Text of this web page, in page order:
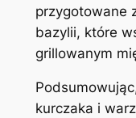
przygotowane
bazylii, które
grillowanym
kurczaka i